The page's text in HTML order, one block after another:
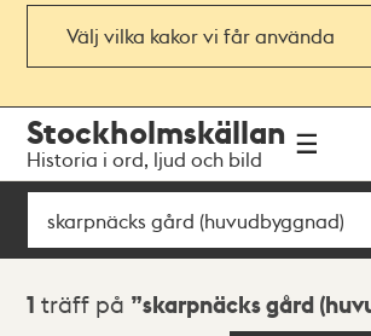
Välj vilka kakor vi får använda
navigationen
huvudinnehållet
Stockholmskällan
Historia i ord, ljud och bild
Sök
Sökresultat
1 träff på skarpnäcks gård